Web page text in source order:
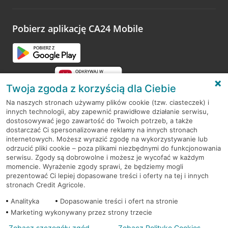
opinie.
Pobierz aplikację CA24 Mobile
RODO
Regulamin serwisu
Mapa serwisu
PolitykaCookies
Twoja zgoda z korzyścią dla Ciebie
Na naszych stronach używamy plików cookie (tzw. ciasteczek) i
innych technologii, aby zapewnić prawidłowe działanie serwisu,
dostosowywać jego zawartość do Twoich potrzeb, a także
dostarczać Ci spersonalizowane reklamy na innych stronach
internetowych. Możesz wyrazić zgodę na wykorzystywanie lub
odrzucić pliki cookie – poza plikami niezbędnymi do funkcjonowania
serwisu. Zgody są dobrowolne i możesz je wycofać w każdym
momencie. Wyrażenie zgody sprawi, że będziemy mogli
prezentować Ci lepiej dopasowane treści i oferty na tej i innych
stronach Credit Agricole.
Analityka
Dopasowanie treści i ofert na stronie
Marketing wykonywany przez strony trzecie